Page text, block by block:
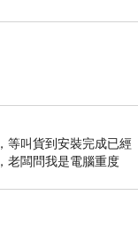
等叫貨到安裝完成已經
老闆問我是電腦重度